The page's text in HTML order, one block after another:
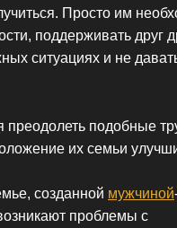
Просто им
поддерживать друг
ситуациях и не
преодолеть подобные
их семьи
созданной мужчиной
проблемы с